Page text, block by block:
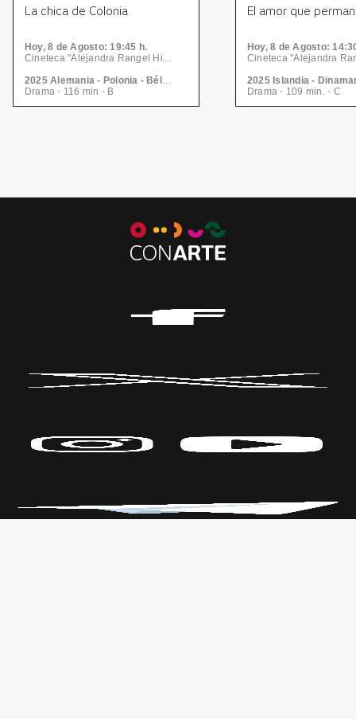
La chica de Colonia
Hoy, 8 de Agosto: 19:45 h.
Cineteca "Alejandra Rangel Hinojosa" - Centro de las Artes | CONARTE
2025 Alemania - Polonia - Bélgica. Ido Fluk
Drama • 116 min • B
El amor que
Hoy, 8 de Agosto:
Drama • 109 min. • C